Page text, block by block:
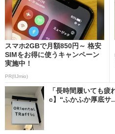
スマホ2GBで月額850円～ 格安
SIMをお得に使うキャンペーン
実施中！
PR(IIJmio)
「長時間履いても
c】“ふかふか厚底サ